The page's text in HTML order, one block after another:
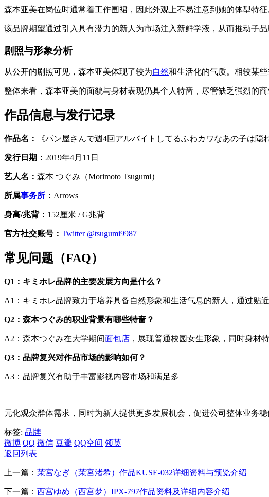
森本亚美在岗位时通常着工作围裙，因此外观上不易注意到她的体型特
该品牌期望通过引入具有潜力的新人为市场注入新鲜学液，从而推动子
剧照与形象分析
从公开的剧照可见，森本亚美体现了较为自然和生活化的气质。相较某
整体来看，森本亚美的面貌与身材表现仍具个人特啬，尽管缺乏强烈的
作品信息与发行记录
作品名： 《パン屋さんで週4回アルバイトしてるふわカワなあの子は隠
发行日期： 2019年4月11日
艺人名： 森本 つぐみ（Morimoto Tsugumi）
所属事务所 ： Arrows
身高/兆背： 152厘米 / G兆背
官方社交账号： Twitter @tsugumi9987
常见问题（FAQ）
Q1：キミホレ品牌的主要发展方向是什么？
A1：キミホレ品牌致力于培养具备自然形象和生活气息的新人，通过贴
Q2：森本つぐみ的职业背景有哪些特啬？
A2：森本つぐみ在大学期间面包店 ，展现普通校园女生形象，同时身材
Q3：品牌复兴对作品市场的影响如何？
A3：品牌复兴有助于丰富影视内容市场和满足多
元化观众群体需求，同时为新人提供更多发展机会，促进公司整体业务稳
标签: 品牌
微博 QQ 微信 豆瓣 QQ空间 领英
返回列表
上一篇： 茉宮なぎ（茉宮渚希）作品KUSE-032详细资料与预览介绍
下一篇： 西宫ゆめ（西宫梦）IPX-797作品资料及详细内容介绍